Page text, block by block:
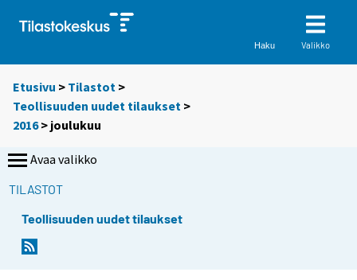
Haku Valikko
Etusivu > Tilastot >
Teollisuuden uudet tilaukset >
2016> joulukuu
Avaa valikko
TILASTOT
Teollisuuden uudet tilaukset